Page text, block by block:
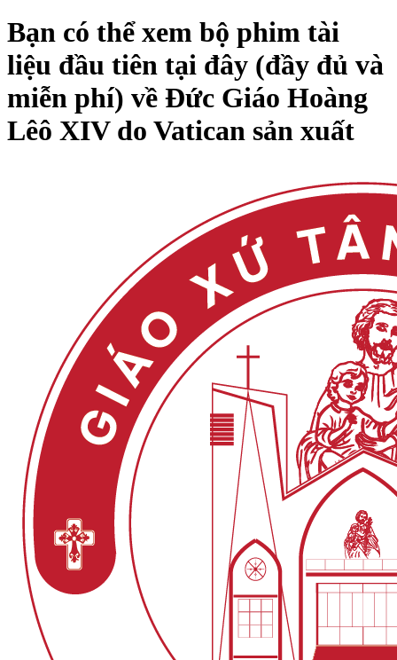
Bạn có thể xem bộ phim tài
liệu đầu tiên tại đây (đầy đủ và
miễn phí) về Đức Giáo Hoàng
Lêô XIV do Vatican sản xuất